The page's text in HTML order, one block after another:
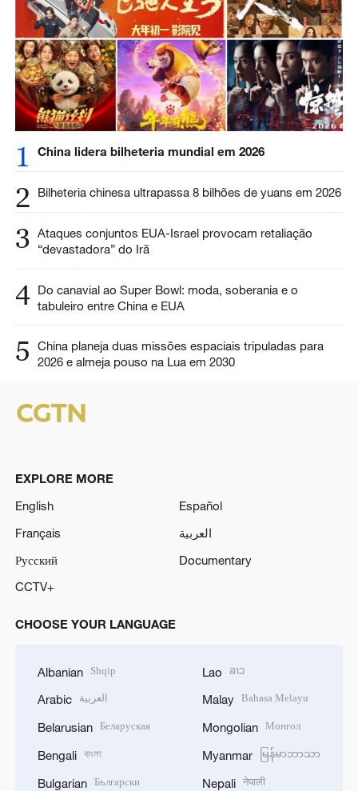
1 China lidera bilheteria mundial em 2026
2 Bilheteria chinesa ultrapassa 8 bilhões de yuans em 2026
3 Ataques conjuntos EUA-Israel provocam retaliação
“devastadora” do Irã
4 Do canavial ao Super Bowl: moda, soberania e o
tabuleiro entre China e EUA
5
China planeja duas missões espaciais tripuladas para
2026 e almeja pouso na Lua em 2030
EXPLORE MORE
English
Español
Français
العربية
Русский
Documentary
CCTV+
CHOOSE YOUR LANGUAGE
Albanian Shqip
Arabic العربية
Belarusian Беларуская
Bengali বাংলা
Bulgarian Български
Lao ລາວ
Malay Bahasa Melayu
Mongolian Монгол
Myanmar မြန်မာဘာသာ
Nepali नेपाली